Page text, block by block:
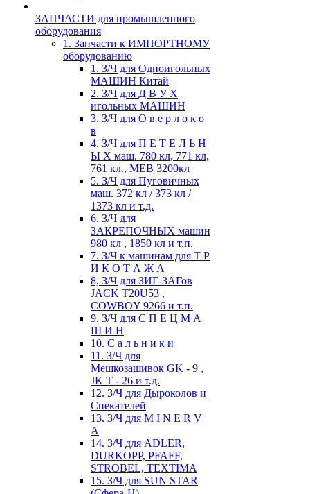
ЗАПЧАСТИ для промышленного
оборудования
1. Запчасти к ИМПОРТНОМУ
оборудованию
1. З/Ч для Одноигольных
МАШИН Китай
2. З/Ч для Д В У Х
игольных МАШИН
3. З/Ч для О в е р л о к о
в
4. З/Ч для П Е Т Е Л Ь Н
Ы Х маш. 780 кл, 771 кл,
761 кл., MEB 3200кл
5. З/Ч для Пуговичных
маш. 372 кл / 373 кл /
1373 кл и т.д.
6. З/Ч для
ЗАКРЕПОЧНЫХ машин
980 кл , 1850 кл и т.п.
7. З/Ч к машинам для Т Р
И К О Т А Ж А
8, З/Ч для ЗИГ-ЗАГов
JACK Т20U53 ,
COWBOY 9266 и т.п.
9. З/Ч для С П Е Ц М А
Ш И Н
10. С а л ь н и к и
11. З/Ч для
Мешкозашивок GK - 9 ,
JK T - 26 и т.д.
12. З/Ч для Дыроколов и
Спекателей
13. З/Ч для M I N E R V
A
14. З/Ч для ADLER,
DURKOPP, PFAFF,
STROBEL, TEXTIMA
15. З/Ч для SUN STAR